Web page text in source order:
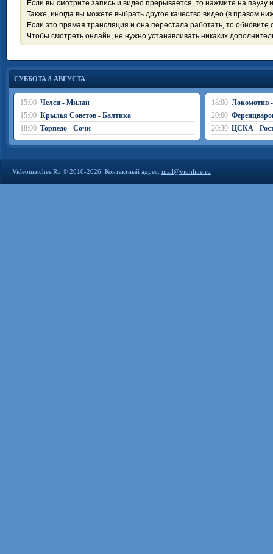
Если вы смотрите запись и видео прерывается, то нажмите на паузу
Также, иногда вы можете выбрать другое качество видео (в правом
Если это прямая трансляция и она перестала работать, то обновите
Чтобы смотреть онлайн, не нужно устанавливать никаких
СУББОТА 8 АВГУСТА
15:00 Челси - Милан
15:00 Крылья Советов - Балтика
18:00 Торпедо - Сочи
18:00 Локомотив
20:00
20:30 ЦСКА -
Videomatches.Ru © 2010-2026. Контактный адрес: mail@vionline.ru